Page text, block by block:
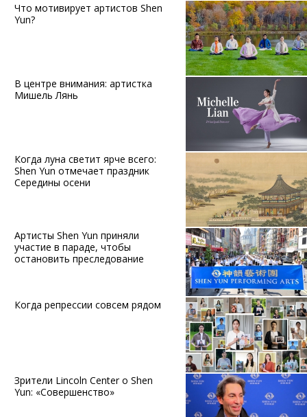
Что мотивирует артистов Shen
Yun?
В центре внимания: артистка
Мишель Лянь
Когда луна светит ярче всего:
Shen Yun отмечает праздник
Середины осени
Артисты Shen Yun приняли
участие в параде, чтобы
остановить преследование
Когда репрессии совсем рядом
Зрители Lincoln Center о Shen
Yun: «Совершенство»